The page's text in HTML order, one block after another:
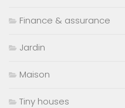
Finance & assurance
Jardin
Maison
Tiny houses